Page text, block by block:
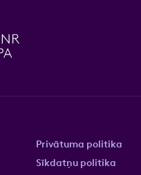
Privātuma politika
Sīkdatņu politika